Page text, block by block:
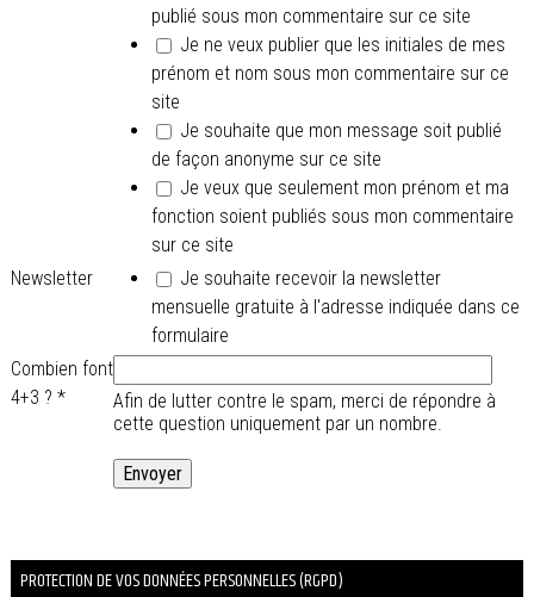
publié sous mon commentaire sur ce site
Je ne veux publier que les initiales de mes
prénom et nom sous mon commentaire sur ce
site
Je souhaite que mon message soit publié
de façon anonyme sur ce site
Je veux que seulement mon prénom et ma
fonction soient publiés sous mon commentaire
sur ce site
Newsletter
Je souhaite recevoir la newsletter
mensuelle gratuite à l'adresse indiquée dans ce
formulaire
Combien font
4+3 ? *
Afin de lutter contre le spam, merci de répondre à
cette question uniquement par un nombre.
PROTECTION DE VOS DONNÉES PERSONNELLES (RGPD)